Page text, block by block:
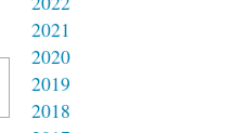
2021
2020
2019
2018